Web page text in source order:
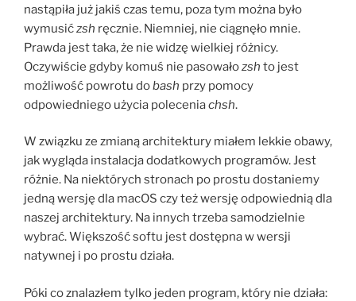
nastąpiła już jakiś czas temu, poza tym można było
wymusićzsh ręcznie. Niemniej, nie ciągnęło mnie.
Prawda jest taka, że nie widzę wielkiej różnicy.
Oczywiście gdyby komuś nie pasowałozsh to jest
możliwość powrotu dobash przy pomocy
odpowiedniego użycia poleceniachsh.
W związku ze zmianą architektury miałem lekkie obawy,
jak wygląda instalacja dodatkowych programów. Jest
różnie. Na niektórych stronach po prostu dostaniemy
jedną wersję dla macOS czy też wersję odpowiednią dla
naszej architektury. Na innych trzeba samodzielnie
wybrać. Większość softu jest dostępna w wersji
natywnej i po prostu działa.
Póki co znalazłem tylko jeden program, który nie działa: